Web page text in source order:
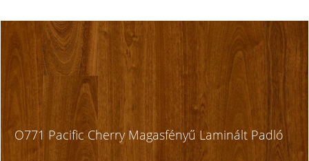
O771 Pacific Cherry Magasfényű Laminált Padló